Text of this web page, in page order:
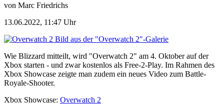
von Marc Friedrichs
13.06.2022, 11:47 Uhr
Bild aus der "Overwatch 2"-Galerie
Wie Blizzard mitteilt, wird "Overwatch 2" am 4. Oktober auf der
Xbox starten - und zwar kostenlos als Free-2-Play. Im Rahmen des
Xbox Showcase zeigte man zudem ein neues Video zum Battle-
Royale-Shooter.
Xbox Showcase: Overwatch 2